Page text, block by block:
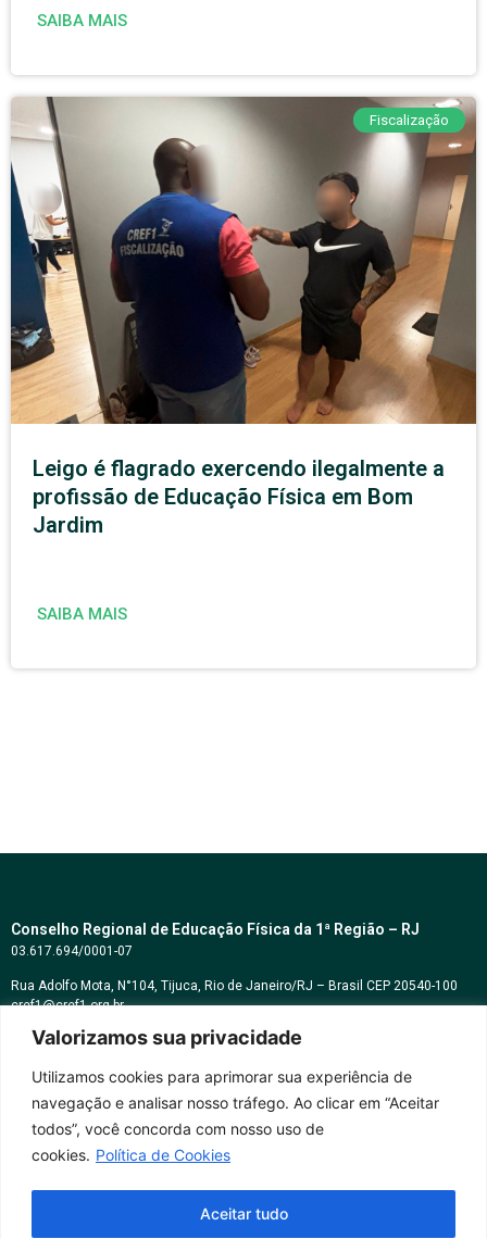
Valorizamos sua privacidade
Utilizamos cookies para aprimorar sua experiência de
navegação e analisar nosso tráfego. Ao clicar em “Aceitar
todos”, você concorda com nosso uso de
cookies. Política de Cookies
Aceitar tudo
SAIBA MAIS
Fiscalização
Leigo é flagrado exercendo ilegalmente a
profissão de Educação Física em Bom
Jardim
SAIBA MAIS
Conselho Regional de Educação Física da 1ª Região – RJ
03.617.694/0001-07
Rua Adolfo Mota, N°104, Tijuca, Rio de Janeiro/RJ – Brasil CEP 20540-100
cref1@cref1.org.br
Assessoria de comunicação:
Horários de atendimento:
Whatsapp: (21) 2569-2398